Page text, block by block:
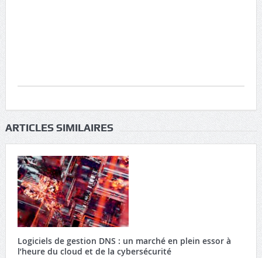
ARTICLES SIMILAIRES
Logiciels de gestion DNS : un marché en plein essor à
l’heure du cloud et de la cybersécurité